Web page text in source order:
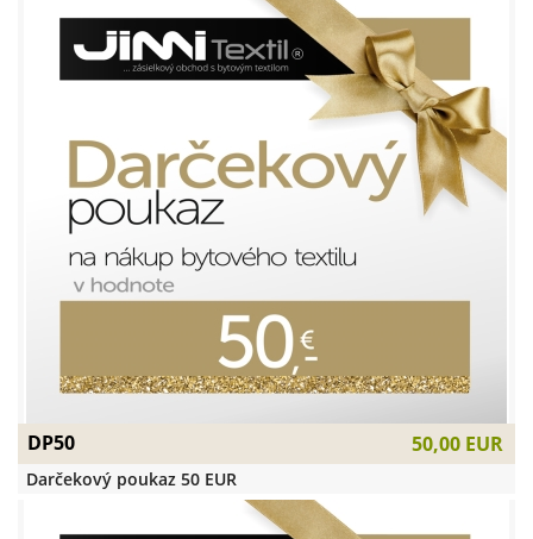
DP50 50,00 EUR
Darčekový poukaz 50 EUR